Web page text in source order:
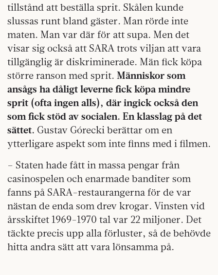
tillstånd att beställa sprit. Skålen kunde
slussas runt bland gäster. Man rörde inte
maten. Man var där för att supa. Men det
visar sig också att SARA trots viljan att vara
tillgänglig är diskriminerade. Män fick köpa
större ranson med sprit. Människor som
ansågs ha dåligt leverne fick köpa mindre
sprit (ofta ingen alls), där ingick också den
som fick stöd av socialen. En klasslag på det
sättet. Gustav Górecki berättar om en
ytterligare aspekt som inte finns med i filmen.
– Staten hade fått in massa pengar från
casinospelen och enarmade banditer som
fanns på SARA-restaurangerna för de var
nästan de enda som drev krogar. Vinsten vid
årsskiftet 1969-1970 tal var 22 miljoner. Det
täckte precis upp alla förluster, så de behövde
hitta andra sätt att vara lönsamma på.